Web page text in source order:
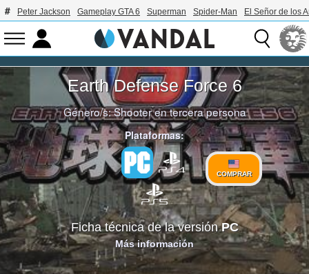
Peter Jackson Gameplay GTA 6 Superman Spider-Man El Señor de los
Earth Defense Force 6
Género/s:Shooter en tercera persona
Plataformas:
COMPRAR
Ficha técnica de la versiónPC
Más información